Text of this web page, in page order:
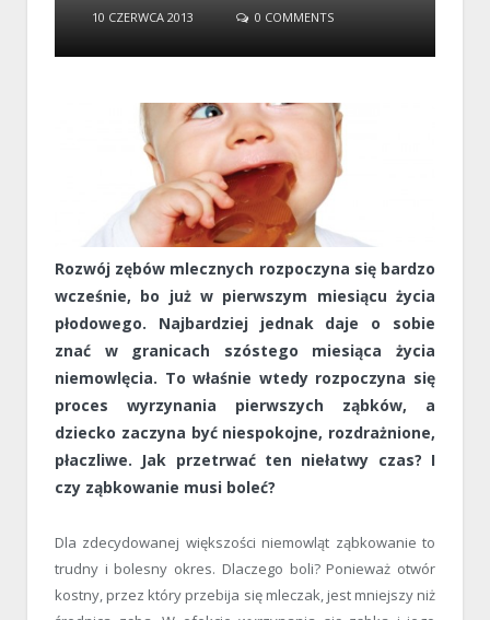
10 CZERWCA 2013 0 COMMENTS
Rozwój zębów mlecznych rozpoczyna się bardzo
wcześnie, bo już w pierwszym miesiącu życia
płodowego. Najbardziej jednak daje o sobie
znać w granicach szóstego miesiąca życia
niemowlęcia. To właśnie wtedy rozpoczyna się
proces wyrzynania pierwszych ząbków, a
dziecko zaczyna być niespokojne, rozdrażnione,
płaczliwe. Jak przetrwać ten niełatwy czas? I
czy ząbkowanie musi boleć?
Dla zdecydowanej większości niemowląt ząbkowanie to
trudny i bolesny okres. Dlaczego boli? Ponieważ otwór
kostny, przez który przebija się mleczak, jest mniejszy niż